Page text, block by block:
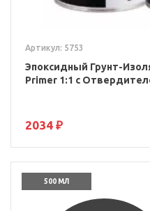
Артикул: 5753
Эпоксидный Грунт-
Primer 1:1 c
2034 ₽
500 МЛ